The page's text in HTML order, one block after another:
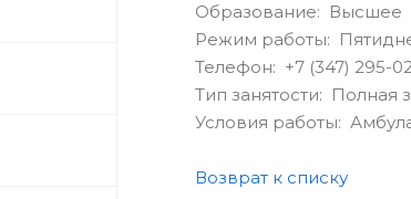
Образование: Высшее
Режим работы:
Телефон: +7 (347) 295-
Тип занятости: Полная
Условия работы:
Возврат к списку